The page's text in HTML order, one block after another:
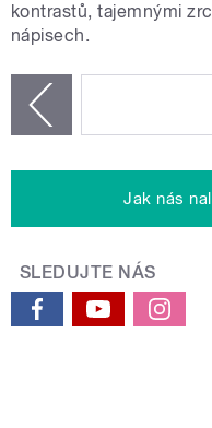
kontrastů, tajemnými
nápisech.
Jak nás
SLEDUJTE NÁS